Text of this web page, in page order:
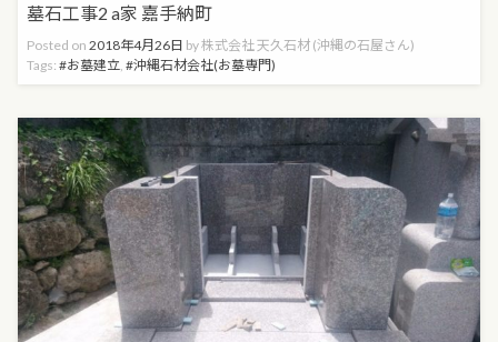
墓石工事2 a家 嘉手納町
Posted on 2018年4月26日 by株式会社 天久石材 (沖縄の石屋さん)
Tags:
お墓建立 沖縄石材会社(お墓専門)